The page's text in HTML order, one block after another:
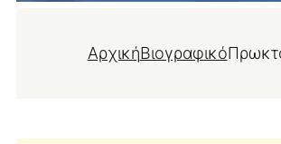
ΑρχικήΒιογραφικό